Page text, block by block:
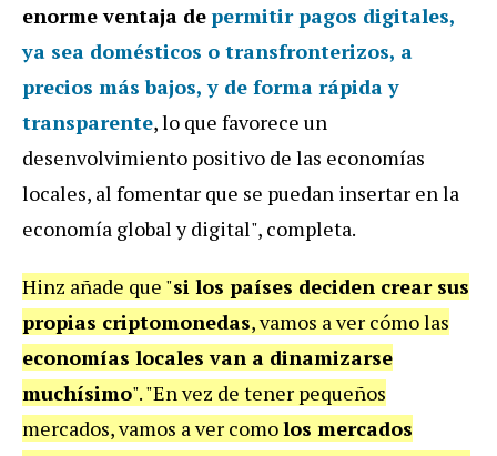
enorme ventaja depermitir pagos digitales,
ya sea domésticos o transfronterizos, a
precios más bajos, y de forma rápida y
transparente, lo que favorece un
desenvolvimiento positivo de las economías
locales, al fomentar que se puedan insertar en la
economía global y digital", completa.
Hinz añade que "si los países deciden crear sus
propias criptomonedas, vamos a ver cómo las
economías locales van a dinamizarse
muchísimo". "En vez de tener pequeños
mercados, vamos a ver comolos mercados